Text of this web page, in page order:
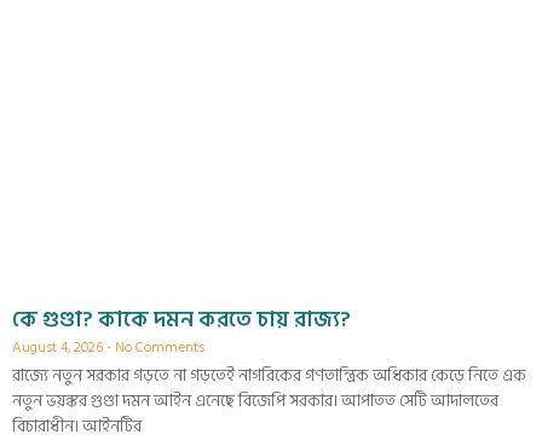
কে গুণ্ডা? কাকে দমন করতে চায় রাজ্য?
August 4, 2026 No Comments
রাজ্যে নতুন সরকার গড়তে না গড়তেই নাগরিকের গণতান্ত্রিক অধিকার কেড়ে নিতে এক
নতুন ভয়ঙ্কর গুণ্ডা দমন আইন এনেছে বিজেপি সরকার। আপাতত সেটি আদালতের
বিচারাধীন। আইনটির